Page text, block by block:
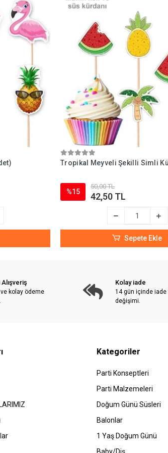
Tropikal Meyveli Şekilli Simli
%15
50,00 TL
42,50 TL
Sepete Ekle
kolay ödeme
Kolay iade
14 gün içinde iade
değişimi.
Kategoriler
Parti Konseptleri
Parti Malzemeleri
Doğum Günü Süsleri
Balonlar
1 Yaş Doğum Günü